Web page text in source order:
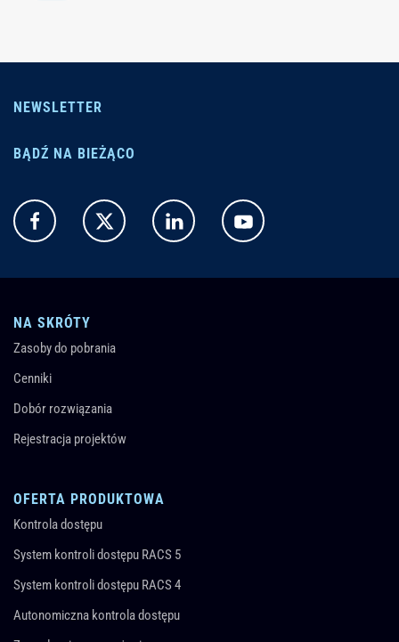
NEWSLETTER
BĄDŹ NA BIEŻĄCO
NA SKRÓTY
Zasoby do pobrania
Cenniki
Dobór rozwiązania
Rejestracja projektów
OFERTA PRODUKTOWA
Kontrola dostępu
System kontroli dostępu RACS 5
System kontroli dostępu RACS 4
Autonomiczna kontrola dostępu